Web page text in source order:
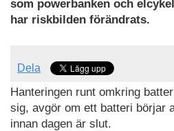
som powerbanken och
har riskbilden förändrats.
Dela
Hanteringen runt omkring
sig, avgör om ett batteri börjar
innan dagen är slut.